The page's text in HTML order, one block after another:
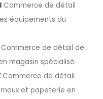
Commerce de détail
équipements du
Commerce de détail de
magasin spécialisé
Commerce de détail
et papeterie en